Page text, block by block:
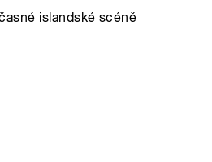
islandské scéně